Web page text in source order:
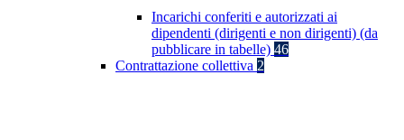
Incarichi conferiti e autorizzati ai
dipendenti (dirigenti e non dirigenti) (da
pubblicare in tabelle) 46
Contrattazione collettiva 2